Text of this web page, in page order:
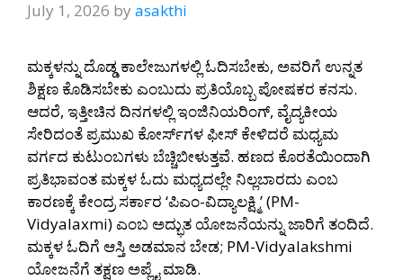
July 1, 2026 by asakthi
ಮಕ್ಕಳನ್ನು ದೊಡ್ಡ ಕಾಲೇಜುಗಳಲ್ಲಿ ಓದಿಸಬೇಕು, ಅವರಿಗೆ ಉನ್ನತ
ಶಿಕ್ಷಣ ಕೊಡಿಸಬೇಕು ಎಂಬುದು ಪ್ರತಿಯೊಬ್ಬ ಪೋಷಕರ ಕನಸು.
ಆದರೆ, ಇತ್ತೀಚಿನ ದಿನಗಳಲ್ಲಿ ಇಂಜಿನಿಯರಿಂಗ್, ವೈದ್ಯಕೀಯ
ಸೇರಿದಂತೆ ಪ್ರಮುಖ ಕೋರ್ಸ್‌ಗಳ ಫೀಸ್ ಕೇಳಿದರೆ ಮಧ್ಯಮ
ವರ್ಗದ ಕುಟುಂಬಗಳು ಬೆಚ್ಚಿಬೀಳುತ್ತವೆ. ಹಣದ ಕೊರತೆಯಿಂದಾಗಿ
ಪ್ರತಿಭಾವಂತ ಮಕ್ಕಳ ಓದು ಮಧ್ಯದಲ್ಲೇ ನಿಲ್ಲಬಾರದು ಎಂಬ
ಕಾರಣಕ್ಕೆ ಕೇಂದ್ರ ಸರ್ಕಾರ ‘ಪಿಎಂ-ವಿದ್ಯಾಲಕ್ಷ್ಮಿ’ (PM-
Vidyalaxmi) ಎಂಬ ಅದ್ಭುತ ಯೋಜನೆಯನ್ನು ಜಾರಿಗೆ ತಂದಿದೆ.
ಮಕ್ಕಳ ಓದಿಗೆ ಆಸ್ತಿ ಅಡಮಾನ ಬೇಡ; PM-Vidyalakshmi
ಯೋಜನೆಗೆ ತಕ್ಷಣ ಅಪ್ಲೈ ಮಾಡಿ.